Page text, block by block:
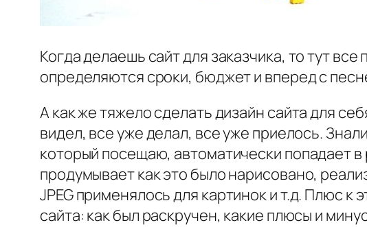
Когда делаешь сайт для заказчика, то тут
определяются сроки, бюджет и вперед с
А как же тяжело сделать дизайн сайта для
видел, все уже делал, все уже приелось.
который посещаю, автоматически попадает
продумывает как это было нарисовано,
JPEG применялось для картинок и т.д. Плюс
сайта: как был раскручен, какие плюсы и